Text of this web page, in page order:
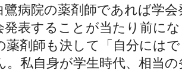
鷺病院の薬剤師であれば学
発表することが当たり前に
薬剤師も決して「自分には
。私自身が学生時代、相当